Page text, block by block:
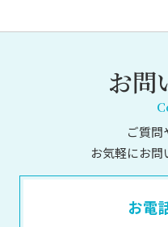
お問
ご質問
お気軽にお問
お電